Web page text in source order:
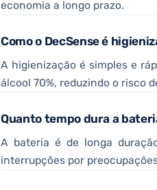
economia a longo prazo.
Como o DecSense é
A higienização é simples e
álcool 70%, reduzindo o risco
Quanto tempo dura a
A bateria é de longa
interrupções por